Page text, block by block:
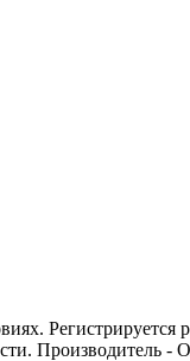
Регистрируется
Производитель -